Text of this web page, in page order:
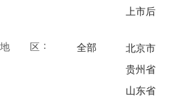
上市后
地区 ： 全部 北京市
贵州省
山东省